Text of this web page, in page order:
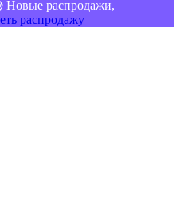
Новые распродажи,
распродажу